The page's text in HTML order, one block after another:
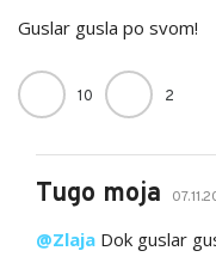
Guslar gusla po svom!
10 2
Tugo moja
@Zlaja Dok guslar